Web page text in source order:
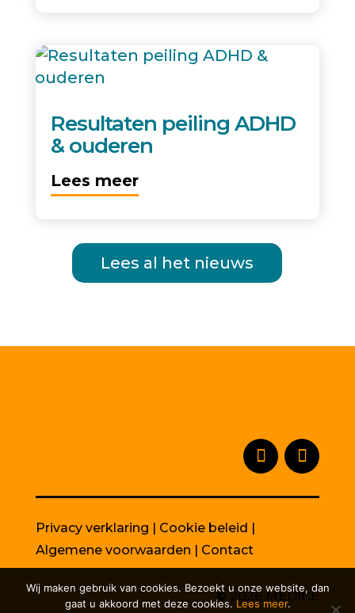
Resultaten peiling ADHD
& ouderen
Lees meer
Lees al het nieuws
Privacy verklaring Cookie beleid
Algemene voorwaarden
Contact
© 2026 MEDICE
Wij maken gebruik van cookies. Bezoekt u onze website, dan
gaat u akkoord met deze cookies.Lees meer.